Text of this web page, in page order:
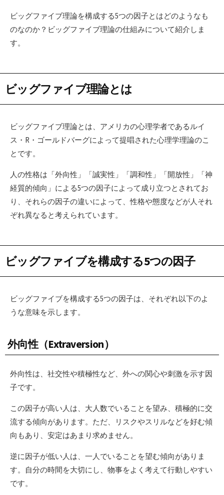
ビッグファイブ理論を構成する5つの因子とはどのようなも
のなのか？ビッグファイブ理論の仕組みについて紹介しま
す。
ビッグファイブ理論とは
ビッグファイブ理論とは、アメリカの心理学者であるルイ
ス・R・ゴールドバーグによって提唱された心理学理論のこ
とです。
人の性格は「外向性」「誠実性」「調和性」「開放性」「神
経質的傾向」による5つの因子によって成り立つとされてお
り、それらの因子の違いによって、性格や態度などが人それ
ぞれ異なると考えられています。
ビッグファイブを構成する5つの因子
ビッグファイブを構成する5つの因子は、それぞれ以下のよ
うな意味を示します。
外向性（Extraversion）
外向性は、社交性や積極性など、外への関心や刺激を示す因
子です。
この因子が高い人は、大人数でいることを望み、積極的に交
流する傾向があります。ただ、リスクやスリルなどを好む傾
向もあり、安定はあまり求めません。
逆に因子が低い人は、一人でいることを望む傾向がありま
す。自分の時間を大切にし、物事をよく考えて行動しやすい
です。